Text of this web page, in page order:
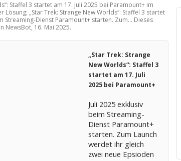
Staffel 3 startet am 17. Juli 2025 bei Paramount+ im
Lösung; „Star Trek: Strange New Worlds“: Staffel 3 startet
Streaming-Dienst Paramount+ starten. Zum... Dieses
NewsBot, 16. Mai 2025.
„Star Trek: Strange
New Worlds“: Staffel 3
startet am 17. Juli
2025 bei Paramount+
Juli 2025 exklusiv
beim Streaming-
Dienst Paramount+
starten. Zum Launch
werdet ihr gleich
zwei neue Epsioden